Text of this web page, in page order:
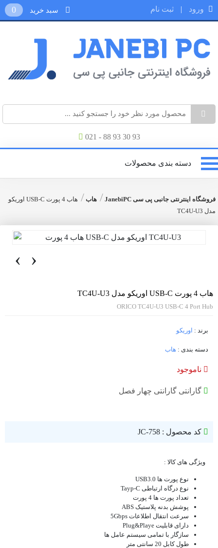
ورود | ثبت نام 0
021 - 88 93 30 93
دسته بندی محصولات
فروشگاه اینترنتی جانبی پی سی JanebiPC / هاب /
هاب 4 پورت USB-C اوریکو
مدل TC4U-U3
‹ ›
هاب 4 پورت USB-C اوریکو مدل TC4U-U3
ORICO TC4U-U3 USB-C 4 Port Hub
برند : اوریکو
دسته بندی : هاب
ناموجود
گارانتی گارانتی چهار فصل
کد محصول : JC-758
ویژگی های کالا :
نوع پورت ها USB3.0
نوع درگاه ارتباطی Tayp-C
تعداد پورت ها 4 پورت
پوشش بدنه پلاستیک ABS
سرعت انتقال اطلاعات 5Gbps
دارای قابلیت Plug&Playe
سازگار با تمامی سیستم عامل ها
طول کابل 20 سانتی متر